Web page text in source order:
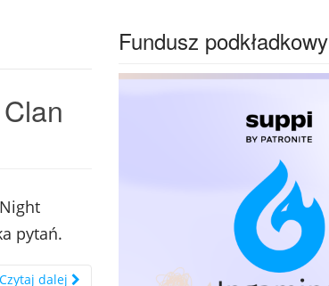
pytań.
Czytaj dalej
Fundusz podkładkowy